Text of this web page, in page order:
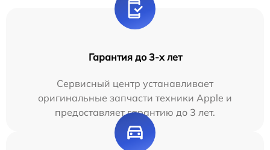
Гарантия до 3-х лет
Сервисный центр устанавливает
оригинальные запчасти техники Apple и
предоставляет гарантию до 3 лет.